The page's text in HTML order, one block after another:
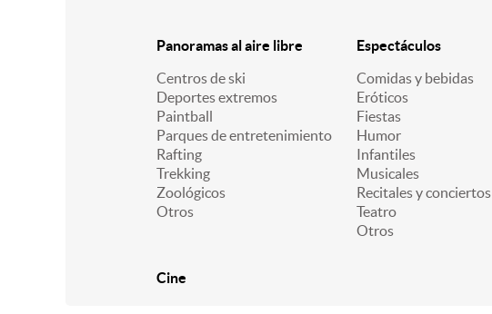
Panoramas al aire libre
Centros de ski
Deportes extremos
Paintball
Parques de entretenimiento
Rafting
Trekking
Zoológicos
Otros
Espectáculos
Comidas y bebidas
Eróticos
Fiestas
Humor
Infantiles
Musicales
Recitales y conciertos
Teatro
Otros
Cine